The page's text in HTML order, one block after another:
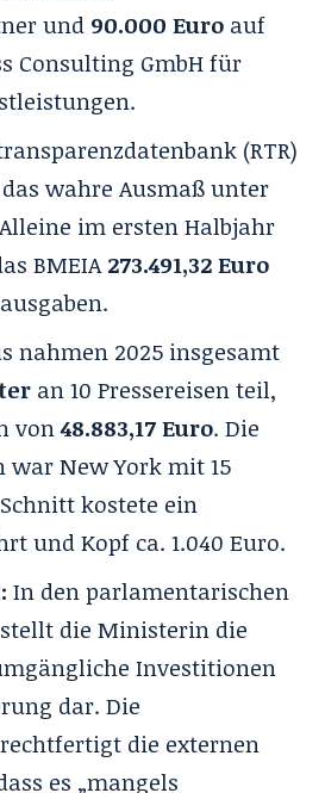
und 90.000 Euro auf
Consulting GmbH für
(RTR)
wahre Ausmaß unter
im ersten Halbjahr
BMEIA273.491,32 Euro
nahmen 2025 insgesamt
an 10 Pressereisen teil,
von48.883,17 Euro. Die
war New York mit 15
kostete ein
und Kopf ca. 1.040 Euro.
In den parlamentarischen
die Ministerin die
Investitionen
dar. Die
die externen
es „mangels